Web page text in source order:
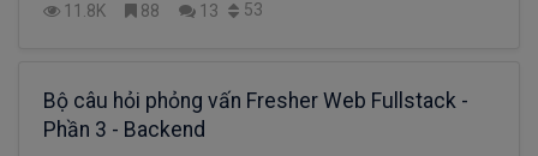
11.8K 88 13 53
Bộ câu hỏi phỏng vấn Fresher Web Fullstack -
Phần 3 - Backend